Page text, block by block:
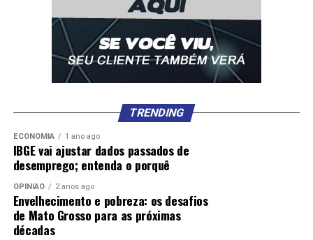
TRENDING
ECONOMIA 1 ano ago
IBGE vai ajustar dados passados de
desemprego; entenda o porquê
OPINIÃO 2 anos ago
Envelhecimento e pobreza: os desafios
de Mato Grosso para as próximas
décadas